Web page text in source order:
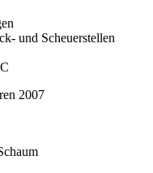
und Scheuerstellen
2007